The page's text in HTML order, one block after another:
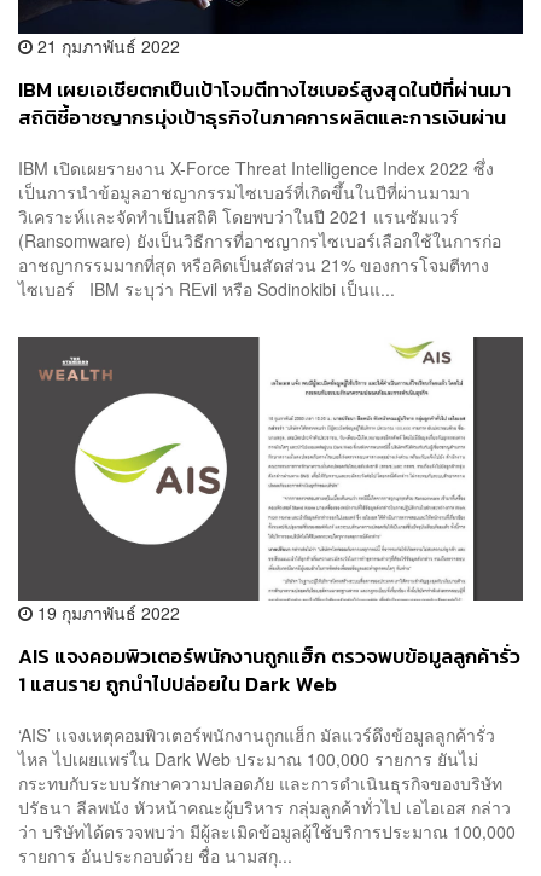
21 กุมภาพันธ์ 2022
IBM เผยเอเชียตกเป็นเป้าโจมตีทางไซเบอร์สูงสุดในปีที่ผ่านมา
สถิติชี้อาชญากรมุ่งเป้าธุรกิจในภาคการผลิตและการเงินผ่าน
IBM เปิดเผยรายงาน X-Force Threat Intelligence Index 2022 ซึ่ง
เป็นการนำข้อมูลอาชญากรรมไซเบอร์ที่เกิดขึ้นในปีที่ผ่านมามา
วิเคราะห์และจัดทำเป็นสถิติ โดยพบว่าในปี 2021 แรนซัมแวร์
(Ransomware) ยังเป็นวิธีการที่อาชญากรไซเบอร์เลือกใช้ในการก่อ
อาชญากรรมมากที่สุด หรือคิดเป็นสัดส่วน 21% ของการโจมตีทาง
ไซเบอร์ IBM ระบุว่า REvil หรือ Sodinokibi เป็นแ...
19 กุมภาพันธ์ 2022
AIS แจงคอมพิวเตอร์พนักงานถูกแฮ็ก ตรวจพบข้อมูลลูกค้ารั่ว
1 แสนราย ถูกนำไปปล่อยใน Dark Web
‘AIS’ เเจงเหตุคอมพิวเตอร์พนักงานถูกแฮ็ก มัลแวร์ดึงข้อมูลลูกค้ารั่ว
ไหล ไปเผยแพร่ใน Dark Web ประมาณ 100,000 รายการ ยันไม่
กระทบกับระบบรักษาความปลอดภัย และการดำเนินธุรกิจของบริษัท
ปรัธนา ลีลพนัง หัวหน้าคณะผู้บริหาร กลุ่มลูกค้าทั่วไป เอไอเอส กล่าว
ว่า บริษัทได้ตรวจพบว่า มีผู้ละเมิดข้อมูลผู้ใช้บริการประมาณ 100,000
รายการ อันประกอบด้วย ชื่อ นามสกุ...